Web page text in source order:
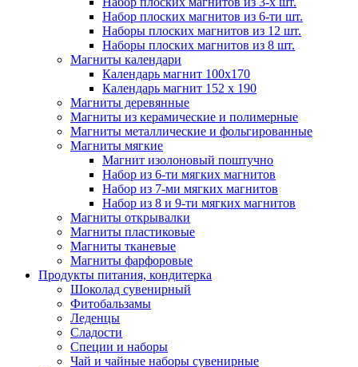
Набор плоских магнитов из 6-ти шт.
Наборы плоских магнитов из 12 шт.
Наборы плоских магнитов из 8 шт.
Магниты календари
Календарь магнит 100x170
Календарь магнит 152 х 190
Магниты деревянные
Магниты из керамические и полимерные
Магниты металлические и фольгированные
Магниты мягкие
Магнит изолоновый поштучно
Набор из 6-ти мягких магнитов
Набор из 7-ми мягких магнитов
Набор из 8 и 9-ти мягких магнитов
Магниты открывалки
Магниты пластиковые
Магниты тканевые
Магниты фарфоровые
Продукты питания, кондитерка
Шоколад сувенирный
Фитобальзамы
Леденцы
Сладости
Специи и наборы
Чай и чайные наборы сувенирные